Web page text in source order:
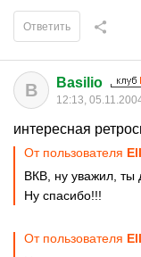
Ответить
B Basilio
12:13,
интересная
От пользователя
ВКВ, ну уважил, ты
Ну спасибо!!!
От пользователя